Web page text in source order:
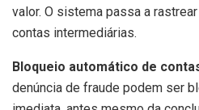
valor. O sistema passa a
contas intermediárias.
Bloqueio automático de
denúncia de fraude podem ser